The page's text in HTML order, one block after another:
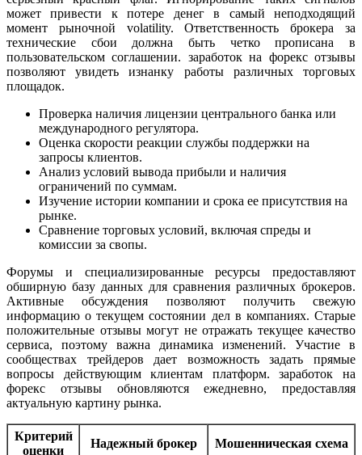
может привести к потере денег в самый неподходящий
момент рыночной volatility. Ответственность брокера за
технические сбои должна быть четко прописана в
пользовательском соглашении. заработок на форекс отзывы
позволяют увидеть изнанку работы различных торговых
площадок.
Проверка наличия лицензии центрального банка или
международного регулятора.
Оценка скорости реакции службы поддержки на
запросы клиентов.
Анализ условий вывода прибыли и наличия
ограничений по суммам.
Изучение истории компании и срока ее присутствия на
рынке.
Сравнение торговых условий, включая спреды и
комиссии за свопы.
Форумы и специализированные ресурсы предоставляют
обширную базу данных для сравнения различных брокеров.
Активные обсуждения позволяют получить свежую
информацию о текущем состоянии дел в компаниях. Старые
положительные отзывы могут не отражать текущее качество
сервиса, поэтому важна динамика изменений. Участие в
сообществах трейдеров дает возможность задать прямые
вопросы действующим клиентам платформ. заработок на
форекс отзывы обновляются ежедневно, предоставляя
актуальную картину рынка.
Критерий
оценки
Надежный брокер Мошенническая схема